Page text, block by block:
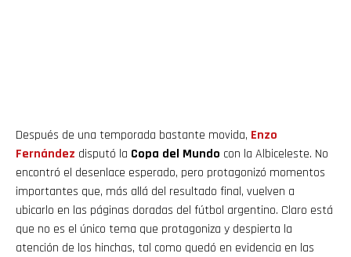
Después de una temporada bastante movida, Enzo
Fernández disputó la Copa del Mundo con la Albiceleste. No
encontró el desenlace esperado, pero protagonizó momentos
importantes que, más allá del resultado final, vuelven a
ubicarlo en las páginas doradas del fútbol argentino. Claro está
que no es el único tema que protagoniza y despierta la
atención de los hinchas, tal como quedó en evidencia en las